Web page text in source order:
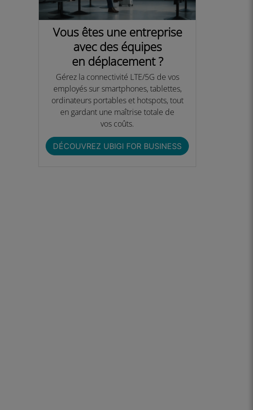
Vous êtes une entreprise
avec des équipes
en déplacement ?
Gérez la connectivité LTE/5G de vos
employés sur smartphones, tablettes,
ordinateurs portables et hotspots, tout
en gardant une maîtrise totale de
vos coûts.
DÉCOUVREZ UBIGI FOR BUSINESS​